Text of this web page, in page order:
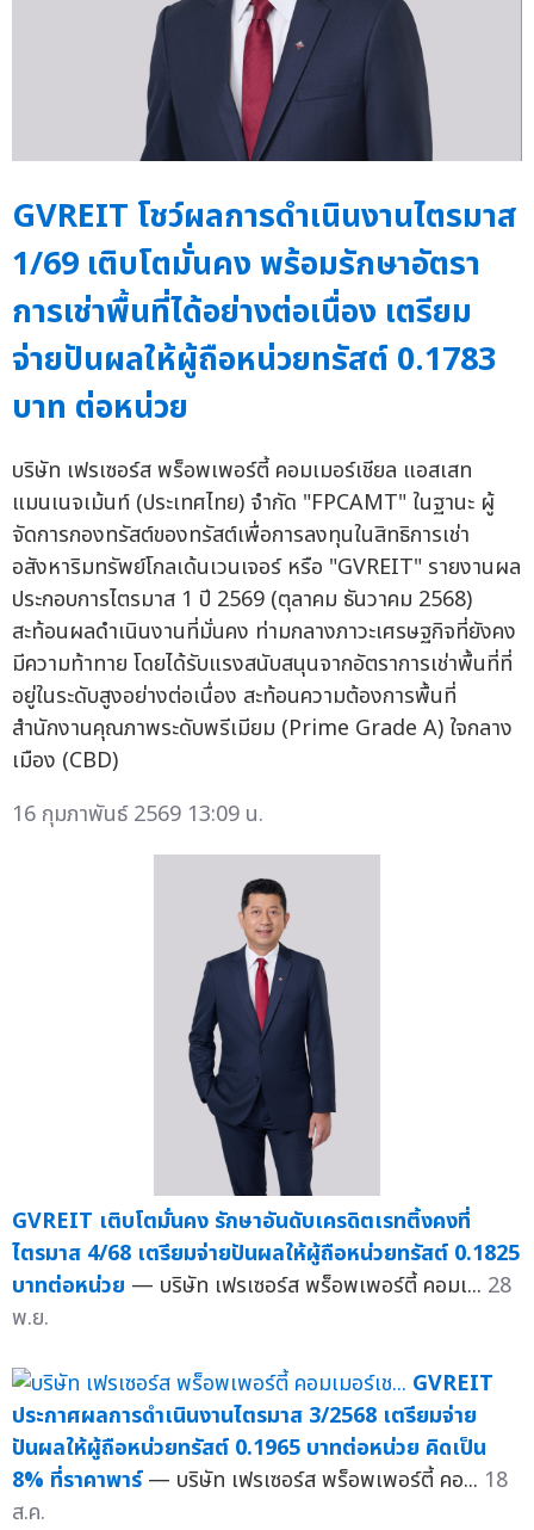
GVREIT โชว์ผลการดำเนินงานไตรมาส
1/69 เติบโตมั่นคง พร้อมรักษาอัตรา
การเช่าพื้นที่ได้อย่างต่อเนื่อง เตรียม
จ่ายปันผลให้ผู้ถือหน่วยทรัสต์ 0.1783
บาท ต่อหน่วย
บริษัท เฟรเซอร์ส พร็อพเพอร์ตี้ คอมเมอร์เชียล แอสเสท
แมนเนจเม้นท์ (ประเทศไทย) จำกัด "FPCAMT" ในฐานะ ผู้
จัดการกองทรัสต์ของทรัสต์เพื่อการลงทุนในสิทธิการเช่า
อสังหาริมทรัพย์โกลเด้นเวนเจอร์ หรือ "GVREIT" รายงานผล
ประกอบการไตรมาส 1 ปี 2569 (ตุลาคม ธันวาคม 2568)
สะท้อนผลดำเนินงานที่มั่นคง ท่ามกลางภาวะเศรษฐกิจที่ยังคง
มีความท้าทาย โดยได้รับแรงสนับสนุนจากอัตราการเช่าพื้นที่ที่
อยู่ในระดับสูงอย่างต่อเนื่อง สะท้อนความต้องการพื้นที่
สำนักงานคุณภาพระดับพรีเมียม (Prime Grade A) ใจกลาง
เมือง (CBD)
16 กุมภาพันธ์ 2569 13:09 น.
GVREIT เติบโตมั่นคง รักษาอันดับเครดิตเรทติ้งคงที่
ไตรมาส 4/68 เตรียมจ่ายปันผลให้ผู้ถือหน่วยทรัสต์ 0.1825
บาทต่อหน่วย — บริษัท เฟรเซอร์ส พร็อพเพอร์ตี้ คอมเ... 28
พ.ย.
GVREIT
ประกาศผลการดำเนินงานไตรมาส 3/2568 เตรียมจ่าย
ปันผลให้ผู้ถือหน่วยทรัสต์ 0.1965 บาทต่อหน่วย คิดเป็น
8% ที่ราคาพาร์ — บริษัท เฟรเซอร์ส พร็อพเพอร์ตี้ คอ... 18
ส.ค.